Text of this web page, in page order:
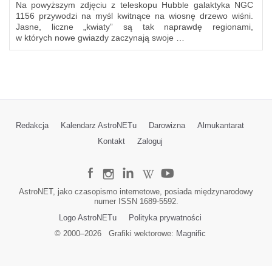
Na powyższym zdjęciu z teleskopu Hubble galaktyka NGC
1156 przywodzi na myśl kwitnące na wiosnę drzewo wiśni.
Jasne, liczne „kwiaty” są tak naprawdę regionami,
w których nowe gwiazdy zaczynają swoje …
Redakcja Kalendarz AstroNETu Darowizna
Almukantarat
Kontakt
Zaloguj
AstroNET, jako czasopismo internetowe, posiada międzynarodowy
numer ISSN 1689-5592.
Logo AstroNETu
Polityka prywatności
© 2000–2026Grafiki wektorowe: Magnific